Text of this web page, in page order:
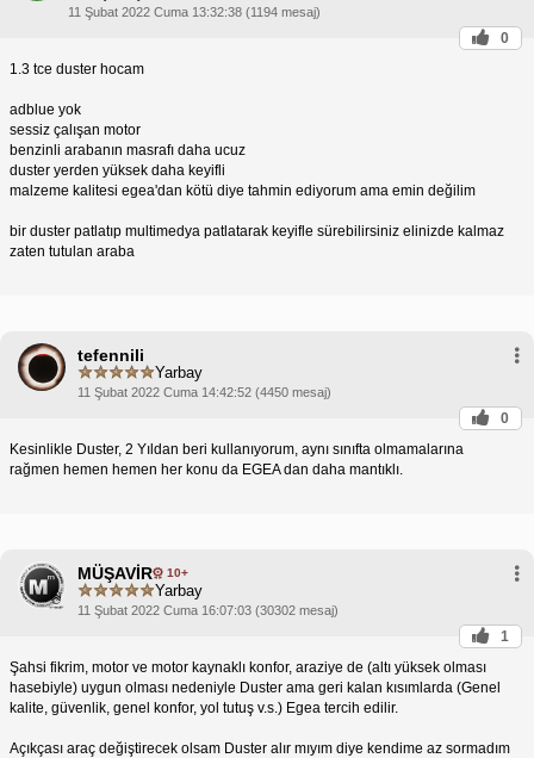
11 Şubat 2022 Cuma 13:32:38 (1194 mesaj)
0
1.3 tce duster hocam
adblue yok
sessiz çalışan motor
benzinli arabanın masrafı daha ucuz
duster yerden yüksek daha keyifli
malzeme kalitesi egea'dan kötü diye tahmin ediyorum ama emin değilim
bir duster patlatıp multimedya patlatarak keyifle sürebilirsiniz elinizde kalmaz
zaten tutulan araba
tefennili
Yarbay
11 Şubat 2022 Cuma 14:42:52 (4450 mesaj)
0
Kesinlikle Duster, 2 Yıldan beri kullanıyorum, aynı sınıfta olmamalarına
rağmen hemen hemen her konu da EGEA dan daha mantıklı.
MÜŞAVİR 10+
Yarbay
11 Şubat 2022 Cuma 16:07:03 (30302 mesaj)
1
Şahsi fikrim, motor ve motor kaynaklı konfor, araziye de (altı yüksek olması
hasebiyle) uygun olması nedeniyle Duster ama geri kalan kısımlarda (Genel
kalite, güvenlik, genel konfor, yol tutuş v.s.) Egea tercih edilir.
Açıkçası araç değiştirecek olsam Duster alır mıyım diye kendime az sormadım